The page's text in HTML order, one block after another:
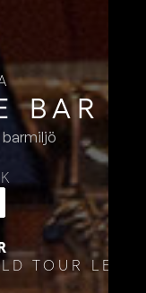
​BAR
barmiljö
TOUR LEG